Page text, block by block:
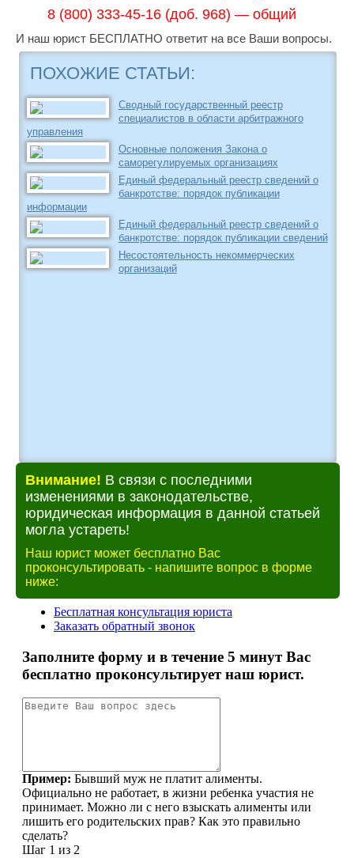
8 (800) 333-45-16 (доб. 968) — общий
И наш юрист БЕСПЛАТНО ответит на все Ваши вопросы.
ПОХОЖИЕ СТАТЬИ:
Сводный государственный реестр
специалистов в области арбитражного
управления
Основные положения Закона о
саморегулируемых организациях
Единый федеральный реестр сведений о
банкротстве: порядок публикации
информации
Единый федеральный реестр сведений о
банкротстве: порядок публикации сведений
Несостоятельность некоммерческих
организаций
Внимание! В связи с последними
изменениями в законодательстве,
юридическая информация в данной статьей
могла устареть!
Наш юрист может бесплатно Вас
проконсультировать - напишите вопрос в форме
ниже: